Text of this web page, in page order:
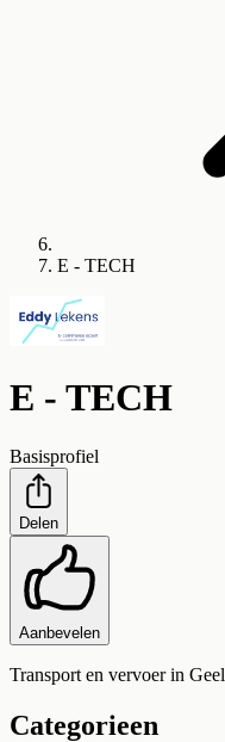
E - TECH
E - TECH
Basisprofiel
Delen
Aanbevelen
Transport en vervoer in Geel
Categorieen